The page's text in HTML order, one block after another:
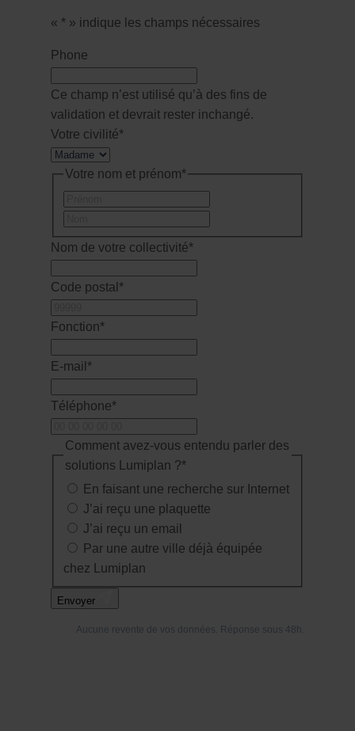
« * » indique les champs nécessaires
Phone
Ce champ n’est utilisé qu’à des fins de
validation et devrait rester inchangé.
Votre civilité*
Votre nom et prénom*
Nom de votre collectivité*
Code postal *
Fonction*
E-mail *
Téléphone*
Comment avez-vous entendu parler des
solutions Lumiplan ?*
En faisant une recherche sur Internet
J’ai reçu une plaquette
J’ai reçu un email
Par une autre ville déjà équipée
chez Lumiplan
Envoyer
Aucune revente de vos données. Réponse sous 48h.